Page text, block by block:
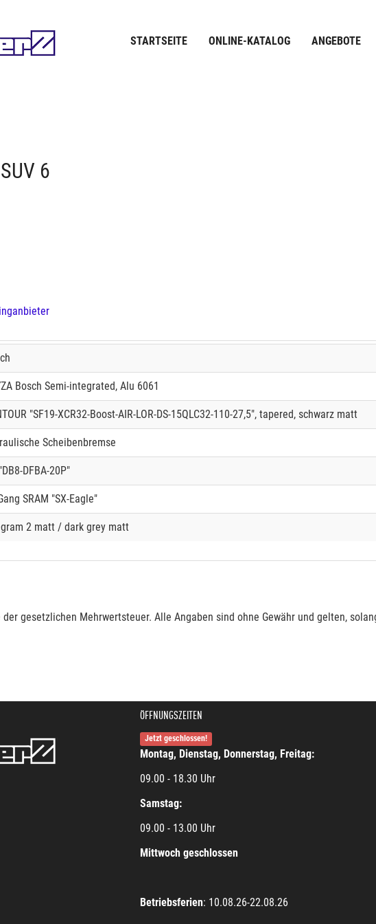
STARTSEITE ONLINE-KATALOG ANGEBOTE
6
Bosch Semi-integrated, Alu 6061
"SF19-XCR32-Boost-AIR-LOR-DS-15QLC32-110-27,5", tapered, schwarz matt
Scheibenbremse
DFBA-20P"
SRAM "SX-Eagle"
2 matt / dark grey matt
gesetzlichen Mehrwertsteuer. Alle Angaben sind ohne Gewähr und gelten,
ÖFFNUNGSZEITEN
Jetzt geschlossen!
Montag, Dienstag, Donnerstag, Freitag:
09.00 - 18.30 Uhr
Samstag:
09.00 - 13.00 Uhr
Mittwoch geschlossen
Betriebsferien: 10.08.26-22.08.26